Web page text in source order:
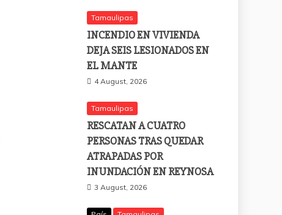
Tamaulipas
INCENDIO EN VIVIENDA
DEJA SEIS LESIONADOS EN
EL MANTE
4 August, 2026
Tamaulipas
RESCATAN A CUATRO
PERSONAS TRAS QUEDAR
ATRAPADAS POR
INUNDACIÓN EN REYNOSA
3 August, 2026